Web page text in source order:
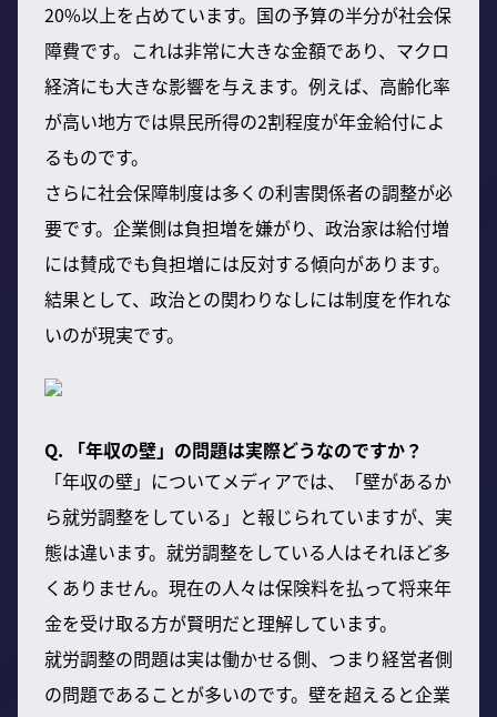
20%以上を占めています。国の予算の半分が社会保
障費です。これは非常に大きな金額であり、マクロ
経済にも大きな影響を与えます。例えば、高齢化率
が高い地方では県民所得の2割程度が年金給付によ
るものです。
さらに社会保障制度は多くの利害関係者の調整が必
要です。企業側は負担増を嫌がり、政治家は給付増
には賛成でも負担増には反対する傾向があります。
結果として、政治との関わりなしには制度を作れな
いのが現実です。
Q. 「年収の壁」の問題は実際どうなのですか？
「年収の壁」についてメディアでは、「壁があるか
ら就労調整をしている」と報じられていますが、実
態は違います。就労調整をしている人はそれほど多
くありません。現在の人々は保険料を払って将来年
金を受け取る方が賢明だと理解しています。
就労調整の問題は実は働かせる側、つまり経営者側
の問題であることが多いのです。壁を超えると企業